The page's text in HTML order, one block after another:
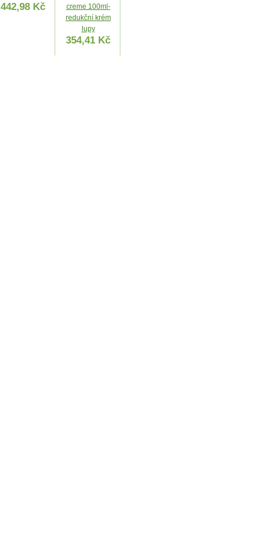
442,98 Kč
creme 100ml-
redukční krém
lupy
354,41 Kč